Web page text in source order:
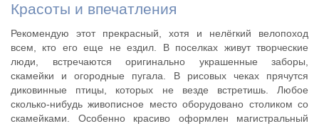
Красоты и впечатления
Рекомендую этот прекрасный, хотя и нелёгкий велопоход
всем, кто его еще не ездил. В поселках живут творческие
люди, встречаются оригинально украшенные заборы,
скамейки и огородные пугала. В рисовых чеках прячутся
диковинные птицы, которых не везде встретишь. Любое
сколько-нибудь живописное место оборудовано столиком со
скамейками. Особенно красиво оформлен магистральный